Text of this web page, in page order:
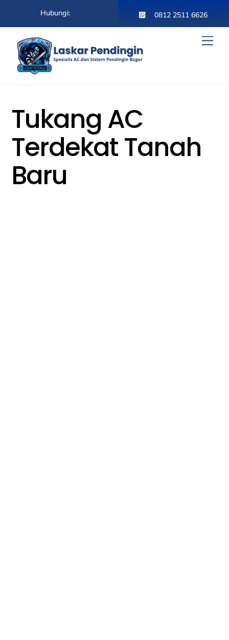
content
Hubungi: 0812 2511 6626
Tukang AC
Terdekat Tanah
Baru